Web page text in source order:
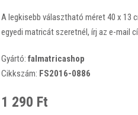
A legkisebb választható méret 40 x 13
egyedi matricát szeretnél, írj az e-mail
Gyártó: falmatricashop
Cikkszám: FS2016-0886
1 290 Ft